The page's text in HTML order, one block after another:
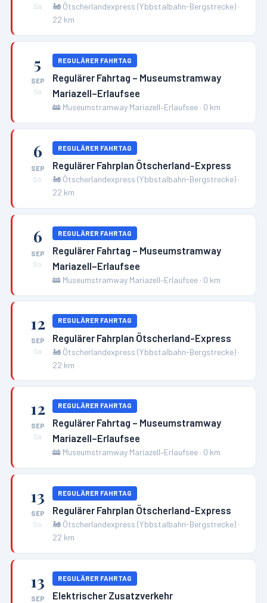
Sa
🚂 Ötscherlandexpress (Ybbstalbahn-Bergstrecke) ·
22 km
5
SEP
Sa
REGULÄRER FAHRTAG
Regulärer Fahrtag – Museumstramway
Mariazell–Erlaufsee
🚋 Museumstramway Mariazell–Erlaufsee · 0 km
6
SEP
So
REGULÄRER FAHRTAG
Regulärer Fahrplan Ötscherland-Express
🚂 Ötscherlandexpress (Ybbstalbahn-Bergstrecke) ·
22 km
6
SEP
So
REGULÄRER FAHRTAG
Regulärer Fahrtag – Museumstramway
Mariazell–Erlaufsee
🚋 Museumstramway Mariazell–Erlaufsee · 0 km
12
SEP
Sa
REGULÄRER FAHRTAG
Regulärer Fahrplan Ötscherland-Express
🚂 Ötscherlandexpress (Ybbstalbahn-Bergstrecke) ·
22 km
12
SEP
Sa
REGULÄRER FAHRTAG
Regulärer Fahrtag – Museumstramway
Mariazell–Erlaufsee
🚋 Museumstramway Mariazell–Erlaufsee · 0 km
13
SEP
So
REGULÄRER FAHRTAG
Regulärer Fahrplan Ötscherland-Express
🚂 Ötscherlandexpress (Ybbstalbahn-Bergstrecke) ·
22 km
13
SEP
REGULÄRER FAHRTAG
Elektrischer Zusatzverkehr